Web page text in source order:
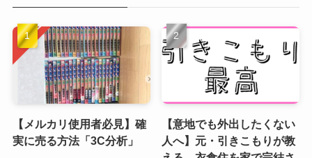
【メルカリ使用者必見】確
実に売る方法「3C分析」
【意地でも外出したくない
人へ】元・引きこもりが教